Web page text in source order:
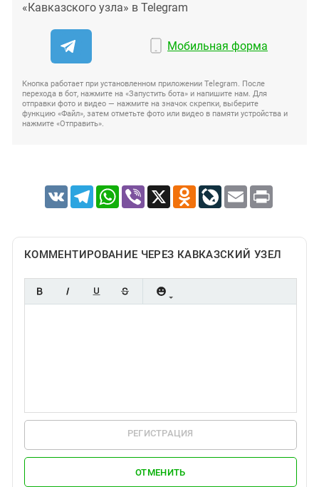
«Кавказского узла» в Telegram
Мобильная форма
Кнопка работает при установленном приложении Telegram. После
перехода в бот, нажмите на «Запустить бота» и напишите нам. Для
отправки фото и видео — нажмите на значок скрепки, выберите
функцию «Файл», затем отметьте фото или видео в памяти устройства и
нажмите «Отправить».
VK TelegramWhatsApp
Viber X Odnoklassniki
LiveJournal
Email Print
КОММЕНТИРОВАНИЕ ЧЕРЕЗ КАВКАЗСКИЙ УЗЕЛ
РЕГИСТРАЦИЯ
ОТМЕНИТЬ